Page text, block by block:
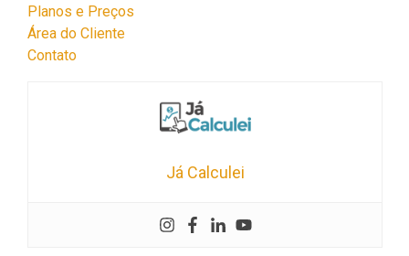
Planos e Preços
Área do Cliente
Contato
Já Calculei